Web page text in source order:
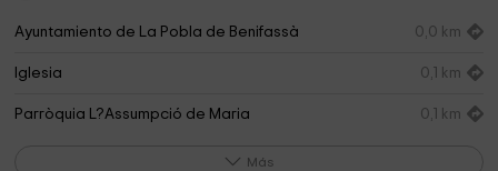
Ayuntamiento de La Pobla de Benifassà 0,0 km
Iglesia 0,1 km
Parròquia L?Assumpció de Maria 0,1 km
Cementerio de la Pobla de Benifassà
Más